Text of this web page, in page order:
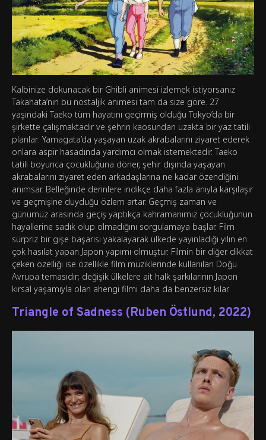
Kalbinize dokunacak bir Ghibli animesi izlemek istiyorsanız
Takahata’nın bu nostaljik animesi tam da size göre. 27
yaşındaki Taeko tüm hayatını geçirmiş olduğu Tokyo’da bir
şirkette çalışmaktadır ve şehrin kaosundan uzakta bir yaz tatili
planlar: Yamagata’da yaşayan uzak akrabalarını ziyaret ederek
onlara aspir hasadında yardımcı olmak istemektedir. Taeko
tatili boyunca çocukluğuna döner, şehir dışında yaşayan
akrabalarını ziyaret eden arkadaşlarına ne kadar özendiğini
anımsar. Belleğinde derinlere indikçe daha fazla anıyla karşılaşır
ve geçmişine duyduğu özlem artar. Geçmiş zaman ve
günümüz arasında geçiş yaptıkça kahramanımız çocukluğunun
hayallerine sadık olup olmadığını sorgulamaya başlar. Film
sürpriz bir gişe başarısı yakalayarak ülkede yayınladığı yılın en
çok hasılat yapan Japon yapımı olmuştur. Filmin bir diğer dikkat
çeken özelliği ise özellikle film müziklerinde kullanılan Doğu
Avrupa temasıdır; değişik ülkelere ait halk şarkılarının Japon
kırsal yaşamıyla olan ahengi filmi daha da benzersiz kılar.
Triangle of Sadness (Ruben Östlund, 2022)